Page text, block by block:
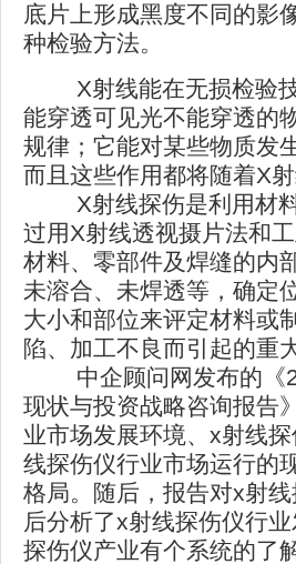
底片上形成黑度不同的影
种检验方法。
X射线能在无损检验技
能穿透可见光不能穿透的
规律；它能对某些物质发
而且这些作用都将随着X
X射线探伤是利用材料
过用X射线透视摄片法和
材料、零部件及焊缝的内
未溶合、未焊透等，确定
大小和部位来评定材料或
陷、加工不良而引起的重
中企顾问网发布的《
现状与投资战略咨询报告
业市场发展环境、x射线
线探伤仪行业市场运行的
格局。随后，报告对x射
后分析了x射线探伤仪行
探伤仪产业有个系统的了